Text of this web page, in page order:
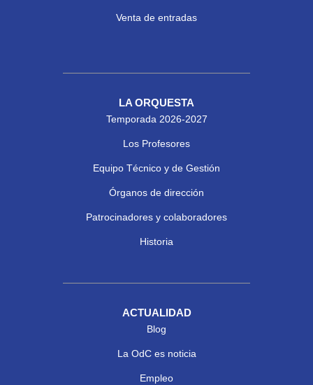
Venta de entradas
LA ORQUESTA
Temporada 2026-2027
Los Profesores
Equipo Técnico y de Gestión
Órganos de dirección
Patrocinadores y colaboradores
Historia
ACTUALIDAD
Blog
La OdC es noticia
Empleo